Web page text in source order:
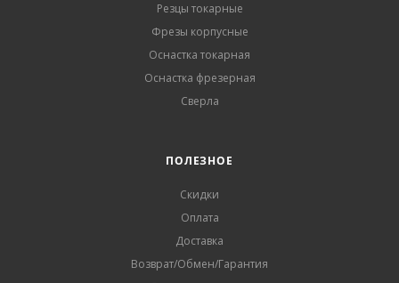
Резцы токарные
Фрезы корпусные
Оснастка токарная
Оснастка фрезерная
Сверла
ПОЛЕЗНОЕ
Скидки
Оплата
Доставка
Возврат/Обмен/Гарантия